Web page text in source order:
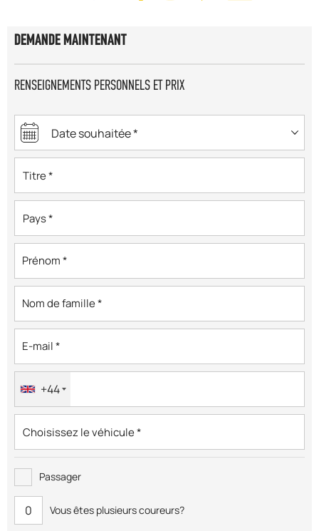
DEMANDE MAINTENANT
RENSEIGNEMENTS PERSONNELS ET PRIX
+44
Passager
Vous êtes plusieurs coureurs?